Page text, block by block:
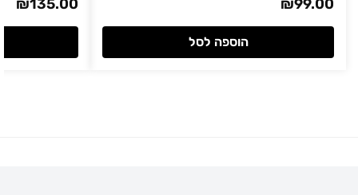
₪99.00
הוספה לסל
₪135.00